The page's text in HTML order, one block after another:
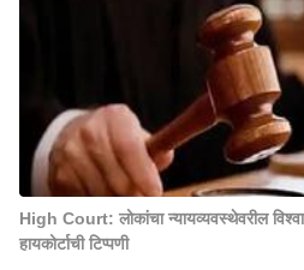
High Court: लोकांचा न्यायव्यवस्थेवरील
हायकोर्टाची टिप्पणी